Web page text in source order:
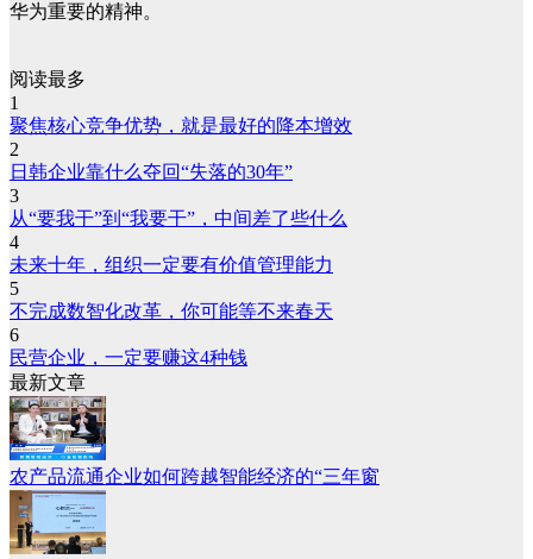
华为重要的精神。
阅读最多
1
聚焦核心竞争优势，就是最好的降本增效
2
日韩企业靠什么夺回“失落的30年”
3
从“要我干”到“我要干”，中间差了些什么
4
未来十年，组织一定要有价值管理能力
5
不完成数智化改革，你可能等不来春天
6
民营企业，一定要赚这4种钱
最新文章
农产品流通企业如何跨越智能经济的“三年窗